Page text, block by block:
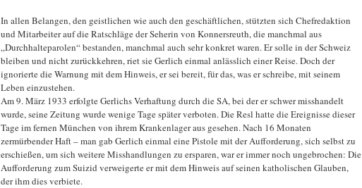
In allen Belangen, den geistlichen wie auch den geschäftlichen, stützten sich Chefredaktion
und Mitarbeiter auf die Ratschläge der Seherin von Konnersreuth, die manchmal aus
„Durchhalteparolen“ bestanden, manchmal auch sehr konkret waren. Er solle in der Schweiz
bleiben und nicht zurückkehren, riet sie Gerlich einmal anlässlich einer Reise. Doch der
ignorierte die Warnung mit dem Hinweis, er sei bereit, für das, was er schreibe, mit seinem
Leben einzustehen.
Am 9. März 1933 erfolgte Gerlichs Verhaftung durch die SA, bei der er schwer misshandelt
wurde, seine Zeitung wurde wenige Tage später verboten. Die Resl hatte die Ereignisse dieser
Tage im fernen München von ihrem Krankenlager aus gesehen. Nach 16 Monaten
zermürbender Haft – man gab Gerlich einmal eine Pistole mit der Aufforderung, sich selbst zu
erschießen, um sich weitere Misshandlungen zu ersparen, war er immer noch ungebrochen: Die
Aufforderung zum Suizid verweigerte er mit dem Hinweis auf seinen katholischen Glauben,
der ihm dies verbiete.